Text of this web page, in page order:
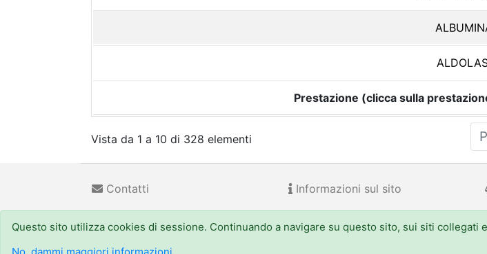
Prestazione (clicca sulla
Vista da 1 a 10 di 328 elementi
Contatti Informazioni sul sito
Regione Emilia-Romagna(CF 800.625.903.79) - Viale Aldo Moro 52, 40127 Bologna -
URP - Numero Verde:
Questo sito utilizza cookies di sessione. Continuando a navigare su questo sito, sui siti